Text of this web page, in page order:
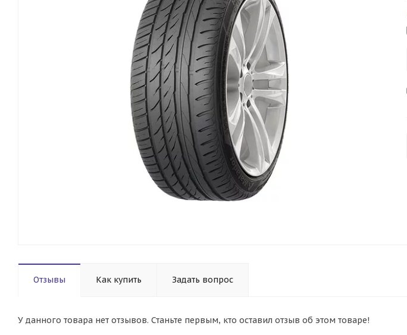
Отзывы Как купить Задать вопрос
У данного товара нет отзывов. Станьте первым, кто оставил отзыв об этом товаре!